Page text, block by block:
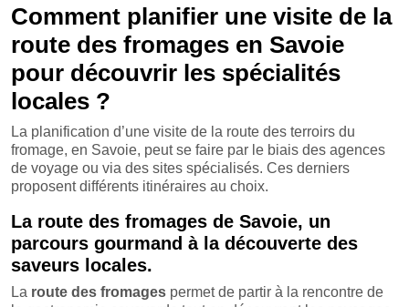
Comment planifier une visite de la
route des fromages en Savoie
pour découvrir les spécialités
locales ?
La planification d’une visite de la route des terroirs du
fromage, en Savoie, peut se faire par le biais des agences
de voyage ou via des sites spécialisés. Ces derniers
proposent différents itinéraires au choix.
La route des fromages de Savoie, un
parcours gourmand à la découverte des
saveurs locales.
La route des fromages permet de partir à la rencontre de